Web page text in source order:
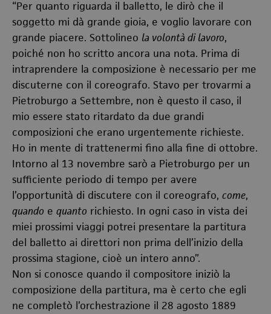
“Per quanto riguarda il balletto, le dirò che il
soggetto mi dà grande gioia, e voglio lavorare con
grande piacere. Sottolineo la volontà di lavoro,
poiché non ho scritto ancora una nota. Prima di
intraprendere la composizione è necessario per me
discuterne con il coreografo. Stavo per trovarmi a
Pietroburgo a Settembre, non è questo il caso, il
mio essere stato ritardato da due grandi
composizioni che erano urgentemente richieste.
Ho in mente di trattenermi fino alla fine di ottobre.
Intorno al 13 novembre sarò a Pietroburgo per un
sufficiente periodo di tempo per avere
l’opportunità di discutere con il coreografo, come,
quando e quanto richiesto. In ogni caso in vista dei
miei prossimi viaggi potrei presentare la partitura
del balletto ai direttori non prima dell’inizio della
prossima stagione, cioè un intero anno”.
Non si conosce quando il compositore iniziò la
composizione della partitura, ma è certo che egli
ne completò l’orchestrazione il 28 agosto 1889